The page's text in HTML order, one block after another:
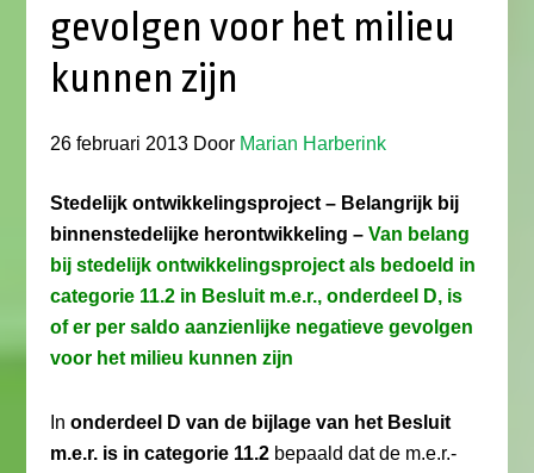
gevolgen voor het milieu
kunnen zijn
26 februari 2013 Door Marian Harberink
Stedelijk ontwikkelingsproject – Belangrijk bij
binnenstedelijke herontwikkeling –Van belang
bij stedelijk ontwikkelingsproject als bedoeld in
categorie 11.2 in Besluit m.e.r., onderdeel D, is
of er per saldo aanzienlijke negatieve gevolgen
voor het milieu kunnen zijn
Inonderdeel D van de bijlage van het Besluit
m.e.r. is in categorie 11.2 bepaald dat de m.e.r.-